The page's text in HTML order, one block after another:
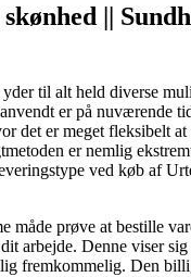
||
yder til alt held diverse
er på nuværende
det er meget fleksibelt
er nemlig
ved køb af
måde prøve at bestille
arbejde. Denne viser
fremkommelig. Den